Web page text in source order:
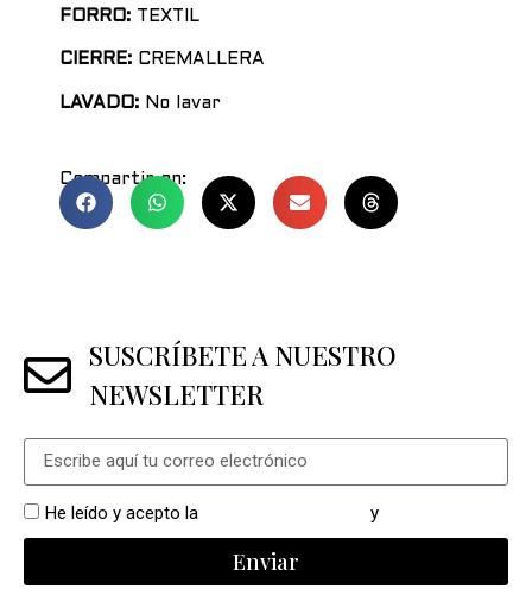
FORRO: TEXTIL
CIERRE: CREMALLERA
LAVADO: No lavar
Compartir en:
SUSCRÍBETE A NUESTRO
NEWSLETTER
He leído y acepto la y
Enviar